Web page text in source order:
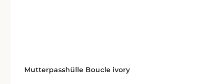
Mutterpasshülle Boucle ivory